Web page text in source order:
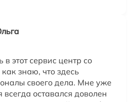
этот сервис центр со
знаю, что здесь
своего дела. Мне уже
оставался доволен